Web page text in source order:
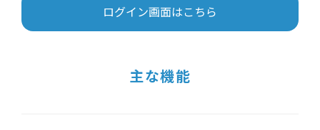
ログイン画面はこちら
主な機能